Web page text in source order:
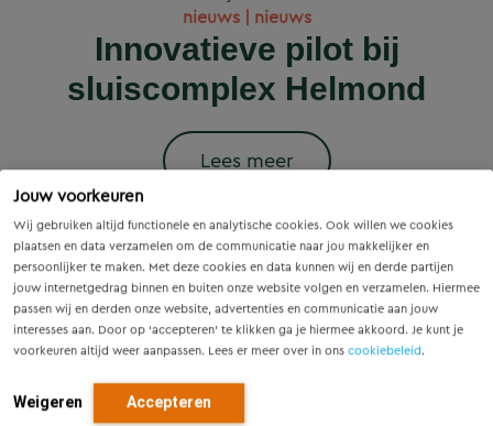
Jouw voorkeuren
Wij gebruiken altijd functionele en analytische cookies. Ook willen we cookies
plaatsen en data verzamelen om de communicatie naar jou makkelijker en
persoonlijker te maken. Met deze cookies en data kunnen wij en derde partijen
jouw internetgedrag binnen en buiten onze website volgen en verzamelen. Hiermee
passen wij en derden onze website, advertenties en communicatie aan jouw
interesses aan. Door op ‘accepteren’ te klikken ga je hiermee akkoord. Je kunt je
voorkeuren altijd weer aanpassen. Lees er meer over in ons cookiebeleid.
Weigeren Accepteren
woningbouwprojecten
krijgen straks
voorrang op het
stroomnet?
Lees meer
nieuws | nieuws
Innovatieve pilot bij
sluiscomplex Helmond
Lees meer
Slim onderzoek
voorkomt onnodige
vervanging van
Eindhovense tunnel
Voorzieningenscan
Drenthe: inzicht voor
vandaag, richting voor
morgen
Wet versterking regie
volkshuisvesting in
werking: wat betekent
dit voor gemeenten?